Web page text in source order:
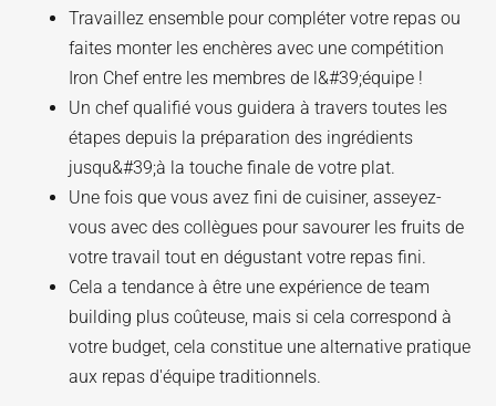
Travaillez ensemble pour compléter votre repas ou
faites monter les enchères avec une compétition
Iron Chef entre les membres de l&#39;équipe !
Un chef qualifié vous guidera à travers toutes les
étapes depuis la préparation des ingrédients
jusqu&#39;à la touche finale de votre plat.
Une fois que vous avez fini de cuisiner, asseyez-
vous avec des collègues pour savourer les fruits de
votre travail tout en dégustant votre repas fini.
Cela a tendance à être une expérience de team
building plus coûteuse, mais si cela correspond à
votre budget, cela constitue une alternative pratique
aux repas d'équipe traditionnels.